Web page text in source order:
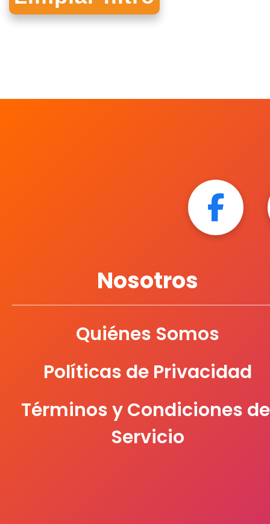
Nosotros
Quiénes Somos
Políticas de Privacidad
Términos y Condiciones
Servicio